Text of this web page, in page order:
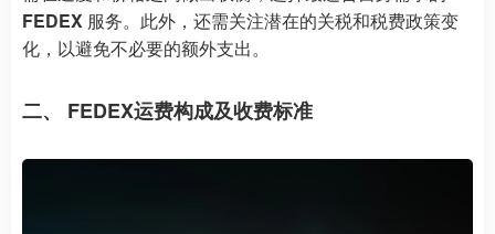
FEDEX 服务。此外，还需关注潜在的关税和税费政策变
化，以避免不必要的额外支出。
二、 FEDEX运费构成及收费标准